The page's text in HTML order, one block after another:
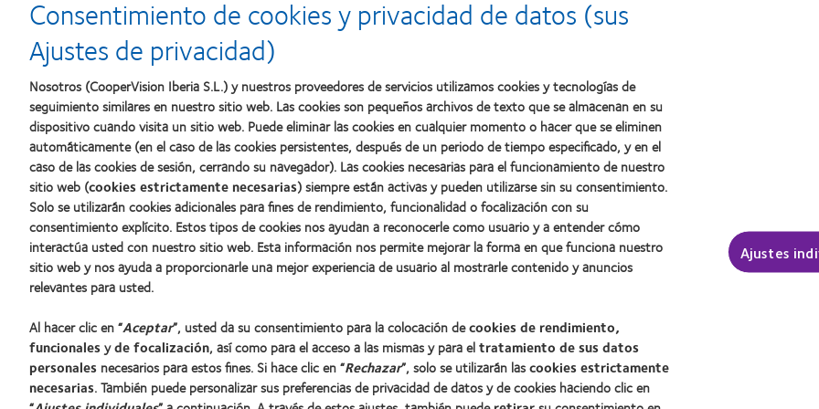
al
producto
con
MyDay™
Mejor
empresa
para
el
desarrollo
del
liderazgo
la
mejor
la Premio
Manufacturing
100)
(2012)
Nuestros productos
Encuentre su lente
Tecnología para lentes de contacto
Lentes de contacto y visión
Nuevo usuario
Usuario experimentado
Blog
Sobre nosotros
Carreras
Noticias
Contacto
Legal
Aviso Legal
Aviso de cookies
Buscar un centro
Consentimiento de cookies y privacidad de datos (sus
Ajustes de privacidad)
Nosotros (CooperVision Iberia S.L.) y nuestros proveedores de servicios utilizamos cookies y tecnologías de
seguimiento similares en nuestro sitio web. Las cookies son pequeños archivos de texto que se almacenan en su
dispositivo cuando visita un sitio web. Puede eliminar las cookies en cualquier momento o hacer que se eliminen
automáticamente (en el caso de las cookies persistentes, después de un periodo de tiempo especificado, y en el
caso de las cookies de sesión, cerrando su navegador). Las cookies necesarias para el funcionamiento de nuestro
sitio web (cookies estrictamente necesarias) siempre están activas y pueden utilizarse sin su consentimiento.
Solo se utilizarán cookies adicionales para fines de rendimiento, funcionalidad o focalización con su
consentimiento explícito. Estos tipos de cookies nos ayudan a reconocerle como usuario y a entender cómo
interactúa usted con nuestro sitio web. Esta información nos permite mejorar la forma en que funciona nuestro
sitio web y nos ayuda a proporcionarle una mejor experiencia de usuario al mostrarle contenido y anuncios
relevantes para usted.
Al hacer clic en “Aceptar”, usted da su consentimiento para la colocación decookies de rendimiento,
funcionalesyde focalización, así como para el acceso a las mismas y para eltratamiento de sus datos
personales necesarios para estos fines. Si hace clic en “Rechazar”, solo se utilizarán lascookies estrictamente
necesarias. También puede personalizar sus preferencias de privacidad de datos y de cookies haciendo clic en
Ajustes